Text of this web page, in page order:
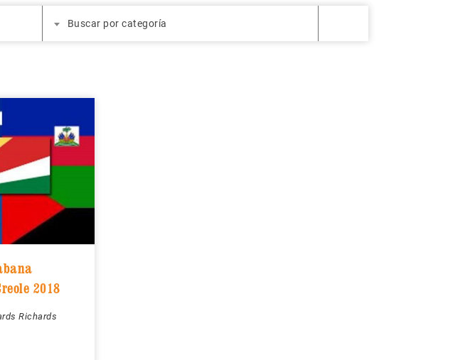
Buscar por categoría
2018
Richards